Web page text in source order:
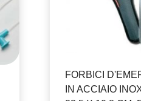
FORBICI
IN ACCIAIO